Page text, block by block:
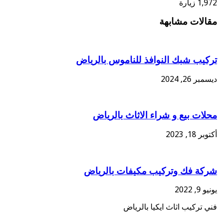
1,972 زيارة
مقالات مشابهة
تركيب شبك النوافذ للناموس بالرياض
ديسمبر 26, 2024
محلات بيع و شراء الاثاث بالرياض
أكتوبر 18, 2023
شركة فك وتركيب مكيفات بالرياض
يونيو 9, 2022
فني تركيب اثاث ايكيا بالرياض